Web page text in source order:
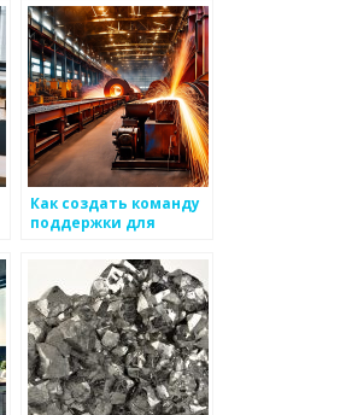
качестве
металлических
изделий
Как создать команду
поддержки для
конструктивной
работы с
металлоизделиями